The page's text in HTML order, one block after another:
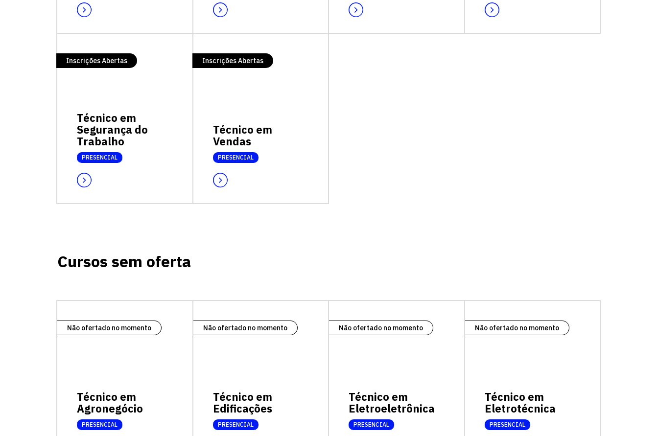
Inscrições Abertas
Técnico em
Segurança do
Trabalho
PRESENCIAL
Inscrições Abertas
Técnico em
Vendas
PRESENCIAL
Cursos sem oferta
Não ofertado no momento
Técnico em
Agronegócio
PRESENCIAL
Não ofertado no momento
Técnico em
Edificações
PRESENCIAL
Não ofertado no momento
Técnico em
Eletroeletrônica
PRESENCIAL
Não ofertado no momento
Técnico em
Eletrotécnica
PRESENCIAL
Escolha a vaga que você